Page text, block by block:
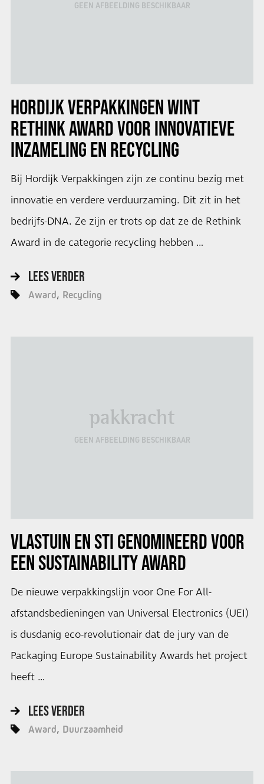
GEEN AFBEELDING BESCHIKBAAR
HORDIJK VERPAKKINGEN WINT
RETHINK AWARDVOOR INNOVATIEVE
INZAMELING EN RECYCLING
Bij Hordijk Verpakkingen zijn ze continu bezig met
innovatie en verdere verduurzaming. Dit zit in het
bedrijfs-DNA. Ze zijn er trots op dat ze de Rethink
Award in de categorie recycling hebben …
LEES VERDER
Award Recycling
pakkracht
GEEN AFBEELDING BESCHIKBAAR
VLASTUIN EN STI GENOMINEERD VOOR
EEN SUSTAINABILITY AWARD
De nieuwe verpakkingslijn voor One For All-
afstandsbedieningen van Universal Electronics (UEI)
is dusdanig eco-revolutionair dat de jury van de
Packaging Europe Sustainability Awards het project
heeft …
LEES VERDER
Award Duurzaamheid